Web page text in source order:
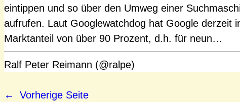
eintippen und so über den Umweg einer
aufrufen. Laut Googlewatchdog hat Google derzeit
Marktanteil von über 90 Prozent, d.h. für neun…
Ralf Peter Reimann (@ralpe)
←
Vorherige Seite